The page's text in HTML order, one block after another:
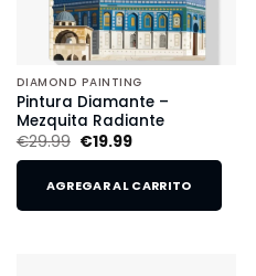
DIAMOND PAINTING
Pintura Diamante –
Mezquita Radiante
€29.99 €19.99
AGREGAR AL CARRITO